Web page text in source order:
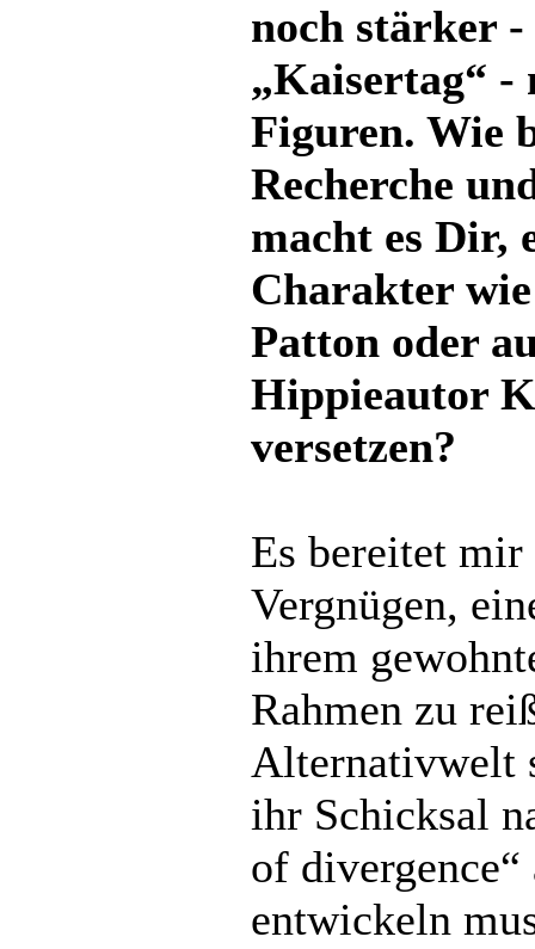
noch stärker
„Kaisertag“ -
Figuren. Wie
Recherche
macht es Dir,
Charakter
Patton oder
Hippieautor
versetzen?
Es bereitet mir
Vergnügen,
ihrem
Rahmen zu
Alternativwelt
ihr Schicksal
of divergence“
entwickeln